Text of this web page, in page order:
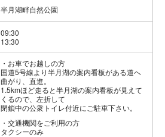
半月湖畔自然公園
09:30
13:30
お車でお越しの方
国道5号線より半月湖の案内看板がある道へ
曲がり、直進。
1.5kmほど走ると半月湖の案内看板が見えて
くるので、左折して
閉鎖中の公衆トイレ付近にご駐車下さい。
交通機関をご利用の方
タクシーのみ